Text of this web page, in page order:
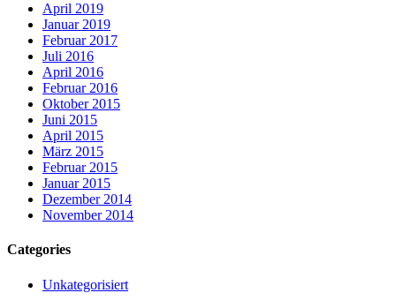
April 2019
Januar 2019
Februar 2017
Juli 2016
April 2016
Februar 2016
Oktober 2015
Juni 2015
April 2015
März 2015
Februar 2015
Januar 2015
Dezember 2014
November 2014
Categories
Unkategorisiert